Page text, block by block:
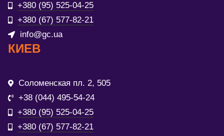
+380 (95) 525-04-25
+380 (67) 577-82-21
info@gc.ua
КИЕВ
Соломенская пл. 2, 505
+38 (044) 495-54-24
+380 (95) 525-04-25
+380 (67) 577-82-21